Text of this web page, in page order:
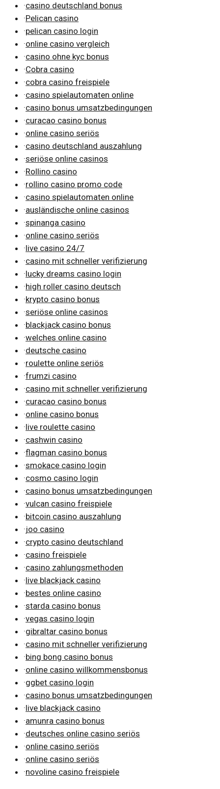
·casino deutschland bonus
·Pelican casino
·pelican casino login
·online casino vergleich
·casino ohne kyc bonus
·Cobra casino
·cobra casino freispiele
·casino spielautomaten online
·casino bonus umsatzbedingungen
·curacao casino bonus
·online casino seriös
·casino deutschland auszahlung
·seriöse online casinos
·Rollino casino
·rollino casino promo code
·casino spielautomaten online
·ausländische online casinos
·spinanga casino
·online casino seriös
·live casino 24/7
·casino mit schneller verifizierung
·lucky dreams casino login
·high roller casino deutsch
·krypto casino bonus
·seriöse online casinos
·blackjack casino bonus
·welches online casino
·deutsche casino
·roulette online seriös
·frumzi casino
·casino mit schneller verifizierung
·curacao casino bonus
·online casino bonus
·live roulette casino
·cashwin casino
·flagman casino bonus
·smokace casino login
·cosmo casino login
·casino bonus umsatzbedingungen
·vulcan casino freispiele
·bitcoin casino auszahlung
·joo casino
·crypto casino deutschland
·casino freispiele
·casino zahlungsmethoden
·live blackjack casino
·bestes online casino
·starda casino bonus
·vegas casino login
·gibraltar casino bonus
·casino mit schneller verifizierung
·bing bong casino bonus
·online casino willkommensbonus
·ggbet casino login
·casino bonus umsatzbedingungen
·live blackjack casino
·amunra casino bonus
·deutsches online casino seriös
·online casino seriös
·online casino seriös
·novoline casino freispiele